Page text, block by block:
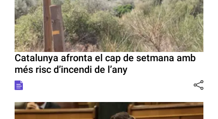
Catalunya afronta el cap de setmana amb
més risc d’incendi de l’any